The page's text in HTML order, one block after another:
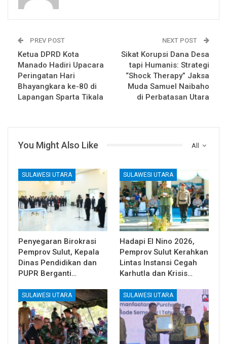
PREV POST
Ketua DPRD Kota
Manado Hadiri Upacara
Peringatan Hari
Bhayangkara ke-80 di
Lapangan Sparta Tikala
NEXT POST
Sikat Korupsi Dana Desa
tapi Humanis: Strategi
“Shock Therapy” Jaksa
Muda Samuel Naibaho
di Perbatasan Utara
All
You Might Also Like
SULAWESI UTARA
Penyegaran Birokrasi
Pemprov Sulut, Kepala
Dinas Pendidikan dan
PUPR Berganti…
SULAWESI UTARA
Hadapi El Nino 2026,
Pemprov Sulut Kerahkan
Lintas Instansi Cegah
Karhutla dan Krisis…
SULAWESI UTARA SULAWESI UTARA